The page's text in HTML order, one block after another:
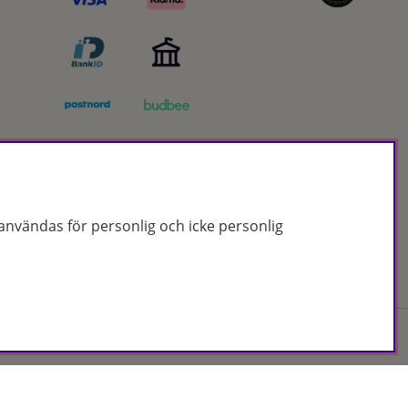
för personlig och icke personlig